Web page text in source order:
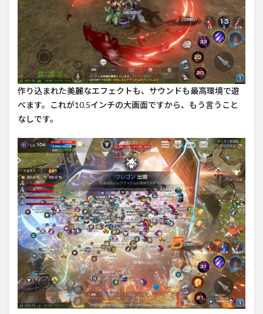
作り込まれた美麗なエフェクトも、サウンドも最高環境で遊
べます。これが10.5インチの大画面ですから、もう言うこと
なしです。